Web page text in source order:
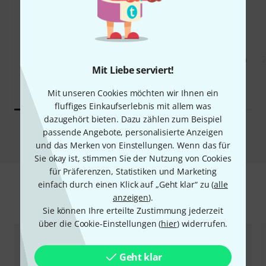
Mit Liebe serviert!
Mit unseren Cookies möchten wir Ihnen ein
fluffiges Einkaufserlebnis mit allem was
dazugehört bieten. Dazu zählen zum Beispiel
passende Angebote, personalisierte Anzeigen
und das Merken von Einstellungen. Wenn das für
Sie okay ist, stimmen Sie der Nutzung von Cookies
für Präferenzen, Statistiken und Marketing
einfach durch einen Klick auf „Geht klar“ zu (alle
anzeigen).
Sie können Ihre erteilte Zustimmung jederzeit
über die Cookie-Einstellungen (hier) widerrufen.
Geht klar
26%
Zildjian 16" K Sweet Crash
Vergleichen
Zubehör & passende Artikel